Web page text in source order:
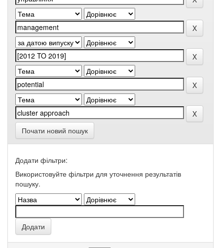
Почати новий пошук
Додати фільтри:
Використовуйте фільтри для уточнення результатів
пошуку.